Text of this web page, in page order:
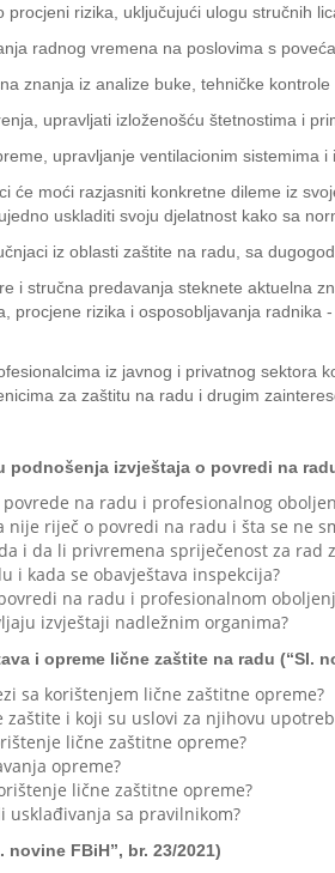
rizika, uključujući ulogu stručnih
radnog vremena na poslovima s
znanja iz analize buke, tehničke
upravljati izloženošću štetnostima i
upravljanje ventilacionim sistemima
će moći razjasniti konkretne dileme iz
uskladiti svoju djelatnost kako sa
iz oblasti zaštite na radu, sa
i stručna predavanja steknete aktuelna
procjene rizika i osposobljavanja
iz javnog i privatnog
za zaštitu na radu i drugim
izvještaja o povredi na
na radu i profesionalnog
nije riječ o povredi na radu i šta se ne
i da li privremena spriječenost za rad
i kada se obavještava inspekcija?
na radu i profesionalnom
izvještaji nadležnim organima?
i opreme lične zaštite na radu (“Sl.
sa korištenjem lične zaštitne opreme?
i koji su uslovi za njihovu
lične zaštitne opreme?
opreme?
lične zaštitne opreme?
usklađivanja sa pravilnikom?
FBiH”, br. 23/2021)